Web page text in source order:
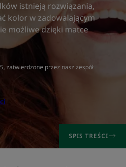
istnieją rozwiązania,
kolor w zadowalającym
możliwe dzięki matce
, zatwierdzone przez nasz zespół
SPIS TREŚCI